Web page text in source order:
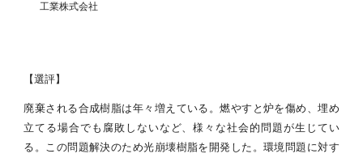
工業株式会社
【選評】
廃棄される合成樹脂は年々増えている。燃やすと炉を傷め、埋め
立てる場合でも腐敗しないなど、様々な社会的問題が生じてい
る。この問題解決のため光崩壊樹脂を開発した。環境問題に対す